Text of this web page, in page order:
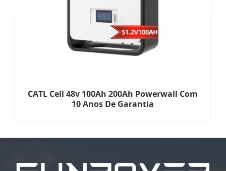
CATL Cell 48v 100Ah 200Ah Powerwall Com
10 Anos De Garantia